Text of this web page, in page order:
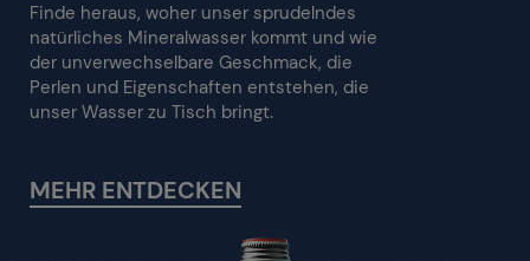
Finde heraus, woher unser sprudelndes
natürliches Mineralwasser kommt und wie
der unverwechselbare Geschmack, die
Perlen und Eigenschaften entstehen, die
unser Wasser zu Tisch bringt.
MEHR ENTDECKEN